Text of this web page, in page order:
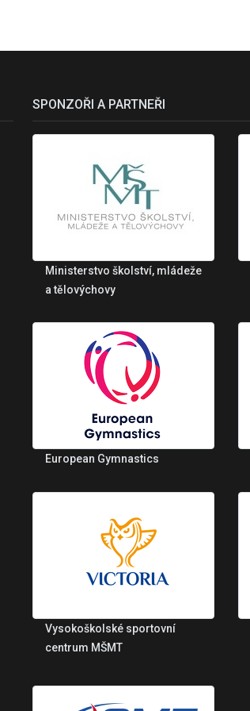
SPONZOŘI A PARTNEŘI
Ministerstvo školství, mládeže
a tělovýchovy
European Gymnastics
Vysokoškolské sportovní
centrum MŠMT